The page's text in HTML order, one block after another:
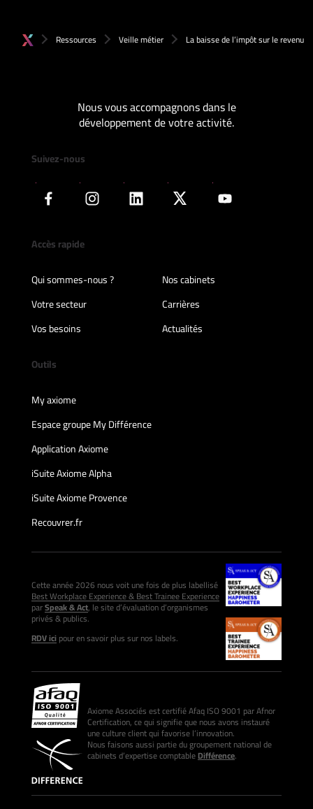
Ressources Veille métier La baisse de l’impôt sur le revenu
Nous vous accompagnons dans le
développement de votre activité.
Suivez-nous
Accès rapide
Qui sommes-nous ?
Nos cabinets
Votre secteur
Carrières
Vos besoins
Actualités
Outils
My axiome
Espace groupe My Différence
Application Axiome
iSuite Axiome Alpha
iSuite Axiome Provence
Recouvrer.fr
Cette année 2026 nous voit une fois de plus labellisé
Best Workplace Experience & Best Trainee Experience
parSpeak & Act, le site d’évaluation d’organismes
privés & publics.
RDV icipour en savoir plus sur nos labels.
Axiome Associés est certifié Afaq ISO 9001 par Afnor
Certification, ce qui signifie que nous avons instauré
une culture client qui favorise l’innovation.
Nous faisons aussi partie du groupement national de
cabinets d’expertise comptableDifférence.